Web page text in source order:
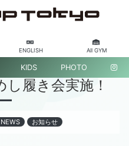
ENGLISH All GYM
KIDS PHOTO
し履き会実施！
お知らせ